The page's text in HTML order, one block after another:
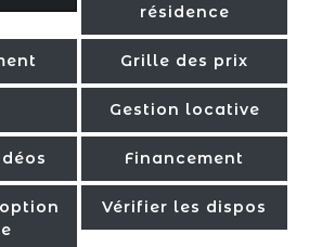
résidence
Grille des prix
Gestion locative
Financement
Vérifier les dispos